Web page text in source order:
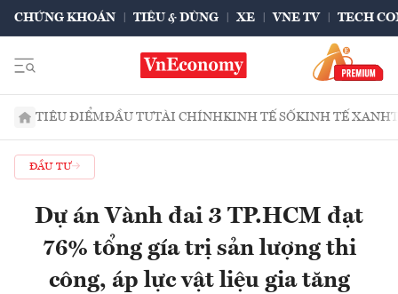
CHỨNG KHOÁN TIÊU & DÙNG XE VNE TV TECH
TIÊU ĐIỂMĐẦU TƯTÀI CHÍNHKINH TẾ SỐKINH TẾ XANH
ĐẦU TƯ
Dự án Vành đai 3 TP.HCM đạt
76% tổng gía trị sản lượng thi
công, áp lực vật liệu gia tăng